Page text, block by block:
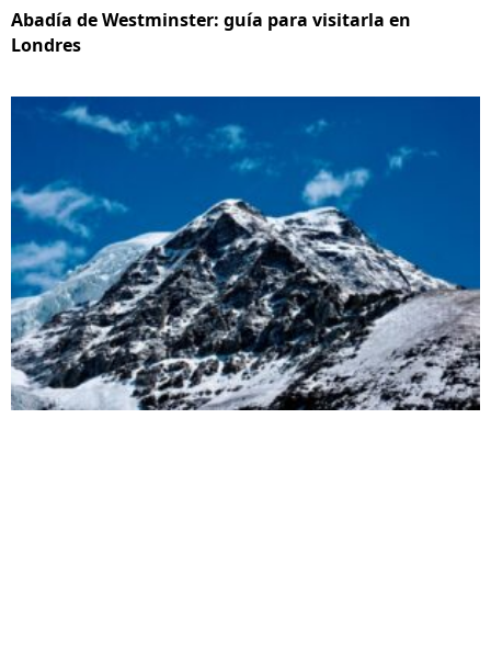
Abadía de Westminster: guía para visitarla en
Londres